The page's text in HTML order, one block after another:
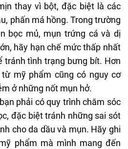
thay vì bột, đặc biệt là các
, phấn má hồng. Trong trường
bọc mủ, mụn trứng cá và dị
hãy hạn chế mức thấp nhất
tránh tình trạng bưng bít. Hơn
mỹ phẩm cũng có nguy cơ
ở những nốt mụn hở.
phải có quy trình chăm sóc
đặc biệt tránh những sai sót
cho da dầu và mụn. Hãy ghi
phẩm mà mình mang đến